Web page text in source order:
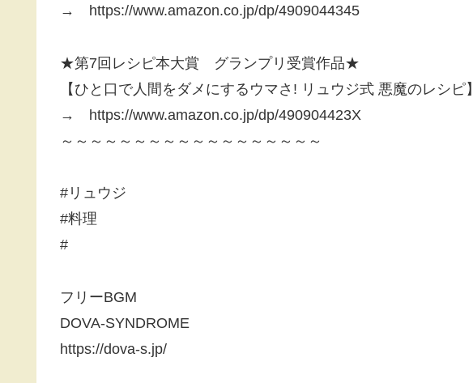
→ https://www.amazon.co.jp/dp/4909044345
★第7回レシピ本大賞 グランプリ受賞作品★
【ひと口で人間をダメにするウマさ! リュウジ式 悪魔のレシピ】
→ https://www.amazon.co.jp/dp/490904423X
～～～～～～～～～～～～～～～～～～
#リュウジ
#料理
#
フリーBGM
DOVA-SYNDROME
https://dova-s.jp/